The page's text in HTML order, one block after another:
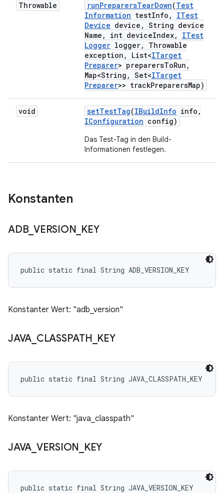
Throwable runPreparersTearDown(Test
Information testInfo ,
ITest
Device device , String device
Name , int deviceIndex,
ITest
Logger logger,
Throwable
exception , List<ITarget
Preparer> preparersToRun ,
Map<String , Set<ITarget
Preparer>> trackPreparersMap)
void setTestTag(IBuildInfo info ,
IConfiguration config)
Das Test-Tag in den Build-
Informationen festlegen.
Konstanten
ADB_ VERSION KEY
public static final String ADB_VERSION_KEY
Konstanter Wert: "adb_version"
JAVA CLASSPATH KEY
public static final String JAVA_CLASSPATH_KEY
Konstanter Wert: "java_classpath"
JAVA VERSION KEY
public static final String JAVA_VERSION_KEY